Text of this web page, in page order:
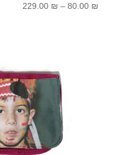
80.00 ₪
–
229.00 ₪
טווח